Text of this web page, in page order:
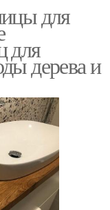
для
для
дерева и